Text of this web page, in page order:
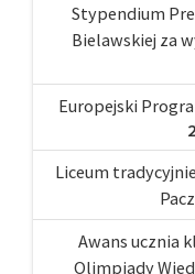
Stypendium
Bielawskiej za
Europejski
Liceum
Awans ucznia
Olimpiady